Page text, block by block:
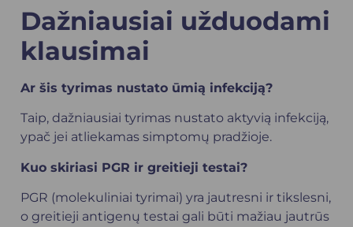
Dažniausiai užduodami
klausimai
Ar šis tyrimas nustato ūmią infekciją?
Taip, dažniausiai tyrimas nustato aktyvią infekciją,
ypač jei atliekamas simptomų pradžioje.
Kuo skiriasi PGR ir greitieji testai?
PGR (molekuliniai tyrimai) yra jautresni ir tikslesni,
o greitieji antigenų testai gali būti mažiau jautrūs